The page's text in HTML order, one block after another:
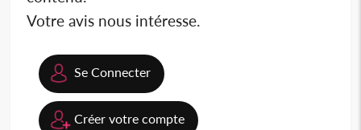
Votre avis nous intéresse.
Se Connecter
Créer votre compte